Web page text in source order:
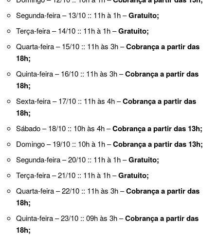
Segunda-feira – 13/10 :: 11h à 1h –Gratuito;
Terça-feira – 14/10 :: 11h à 1h –Gratuito;
Quarta-feira – 15/10 :: 11h às 3h –Cobrança a partir das
18h;
Quinta-feira – 16/10 :: 11h às 3h –Cobrança a partir das
18h;
Sexta-feira – 17/10 :: 11h às 4h –Cobrança a partir das
18h;
Sábado – 18/10 :: 10h às 4h –Cobrança a partir das 13h;
Domingo – 19/10 :: 10h à 1h –Cobrança a partir das 13h;
Segunda-feira – 20/10 :: 11h à 1h –Gratuito;
Terça-feira – 21/10 :: 11h à 1h –Gratuito;
Quarta-feira – 22/10 :: 11h às 3h –Cobrança a partir das
18h;
Quinta-feira – 23/10 :: 09h às 3h –Cobrança a partir das
18h;